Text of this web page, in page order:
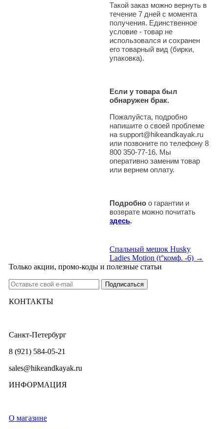
Такой заказ можно вернуть в
течение 7 дней с момента
получения. Единственное
условие - товар не
использовался и сохранен
его товарный вид (бирки,
упаковка).
Если у товара был
обнаружен брак.
Пожалуйста, подробно
напишите о своей проблеме
на support@hikeandkayak.ru
или позвоните по телефону 8
800 350-77-16. Мы
оперативно заменим товар
или вернем оплату.
Подробно о гарантии и
возврате можно почитать
здесь.
Спальный мешок Husky
Ladies Motion (t°комф. -6) →
Только акции, промо-коды и полезные статьи
КОНТАКТЫ
Санкт-Петербург
8 (921) 584-05-21
sales@hikeandkayak.ru
ИНФОРМАЦИЯ
О магазине